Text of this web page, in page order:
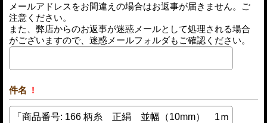
メールアドレスをお間違えの場合はお返事が届きません。ご
注意ください。
また、弊店からのお返事が迷惑メールとして処理される場合
がございますので、迷惑メールフォルダもご確認ください。
件名 !